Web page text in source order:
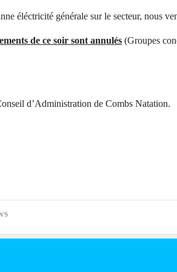
éléctricité générale sur le secteur, nous
de ce soir sont annulés (Groupes
d’Administration de Combs Natation.